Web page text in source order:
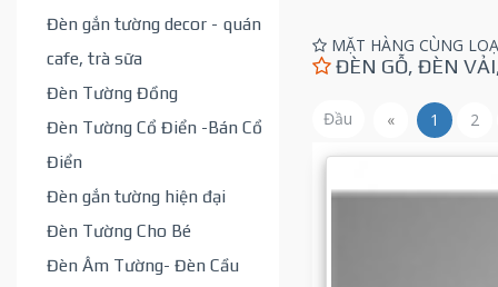
Đèn gắn tường decor - quán
cafe, trà sữa
Đèn Tường Đồng
Đèn Tường Cổ Điển -Bán Cổ
Điển
Đèn gắn tường hiện đại
Đèn Tường Cho Bé
Đèn Âm Tường- Đèn Cầu
MẶT HÀNG CÙNG
ĐÈN GỖ, ĐÈN
Đầu « 1 2